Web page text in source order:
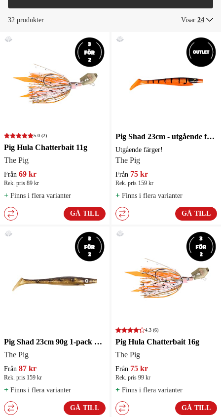
32 produkter Visar 24
5.0 (2)
Pig Hula Chatterbait 11g
The Pig
Från 69 kr
Rek. pris 89 kr
+ Finns i flera varianter
GÅ TILL
Pig Shad 23cm - utgående färger Sista chansen
Utgående färger!
The Pig
Från 75 kr
Rek. pris 159 kr
+ Finns i flera varianter
GÅ TILL
Pig Shad 23cm 90g 1-pack Gäddjigg
The Pig
Från 87 kr
Rek. pris 159 kr
+ Finns i flera varianter
GÅ TILL
4.3 (6)
Pig Hula Chatterbait 16g
The Pig
Från 75 kr
Rek. pris 99 kr
+ Finns i flera varianter
GÅ TILL